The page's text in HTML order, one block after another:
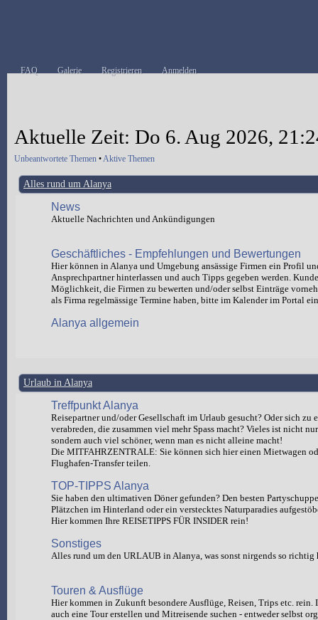
FAQ Galerie Registrieren Anmelden
Aktuelle Zeit: Do 6. Aug 2026,
Unbeantwortete Themen •Aktive Themen
Alles rund um Alanya
News
Aktuelle Nachrichten und Ankündigungen
Geschäftliches - Empfehlungen und Bewertungen
Hier können in Alanya und Umgebung ansässige Firmen ein Profil
Ansprechpartner hinterlassen und auch Tipps gegeben werden.
Möglichkeit, die Firmen zu bewerten und/oder selbst Einträge
als Firma regelmässige Termine haben, bitte im Kalender im Portal
Alanya allgemein
Urlaub in Alanya
Treffpunkt Alanya
Reisepartner und/oder Gesellschaft im Urlaub gesucht? Oder sich zu
verabreden, die zusammen viel mehr Spass macht? Vieles ist nicht
sondern auch viel schöner, wenn man es nicht alleine macht!
Die MITFAHRZENTRALE: Sie können sich hier einen Mietwagen
Flughafen-Transfer teilen.
TOP-TIPPS Alanya
Sie haben den ultimativen Döner gefunden? Den besten
Plätzchen im Hinterland oder ein verstecktes Naturparadies
Hier kommen Ihre REISETIPPS FÜR INSIDER rein!
Sonstiges
Alles rund um den URLAUB in Alanya, was sonst nirgends so richtig
Touren & Ausflüge
Hier kommen in Zukunft besondere Ausflüge, Reisen, Trips etc. rein.
auch eine Tour erstellen und Mitreisende suchen - entweder selbst